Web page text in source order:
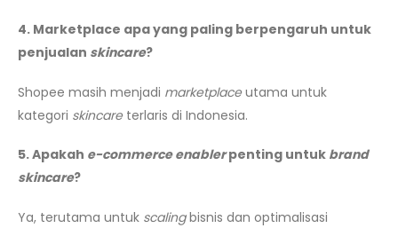
4. Marketplace apa yang paling berpengaruh untuk
penjualan skincare?
Shopee masih menjadi marketplaceutama untuk
kategori skincareterlaris di Indonesia.
5. Apakah e-commerce enablerpenting untuk brand
skincare?
Ya, terutama untuk scalingbisnis dan optimalisasi